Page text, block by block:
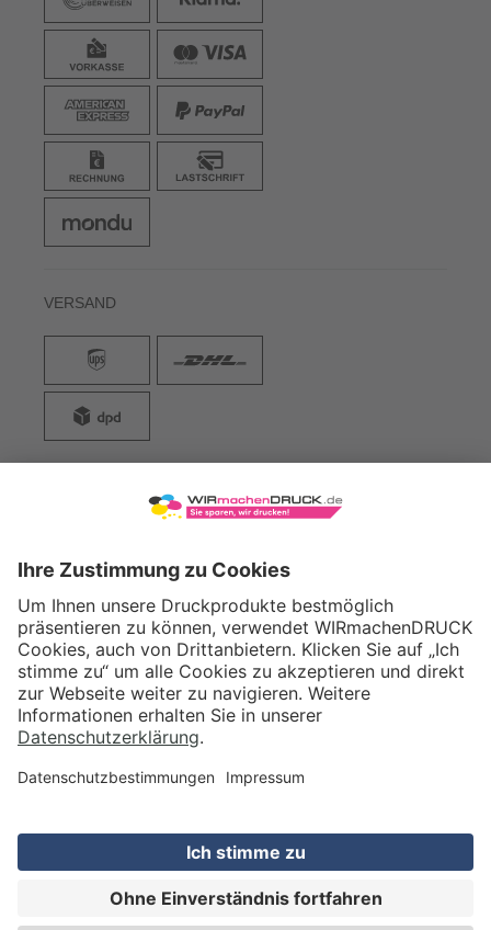
(inkl. MwSt.)
VERSAND
WIRmachenDRUCK GmbH
71522 Backnang
Tel.: +49 (0) 711 995 982 - 20
Fax: +49 (0) 711 995 982 - 21
SOCIAL MEDIA